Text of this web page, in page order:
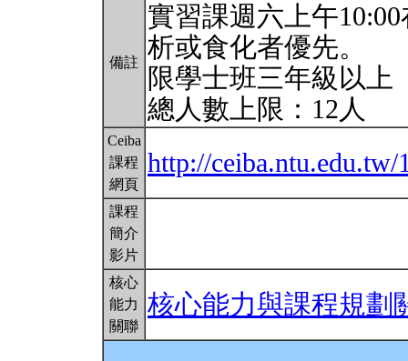
備註
實習課週六上午
析或食化者優先。
限學士班三年級以上
總人數上限：12人
Ceiba
課程
網頁
http://
課程
簡介
影片
核心
能力
關聯
核心能力與課程規劃